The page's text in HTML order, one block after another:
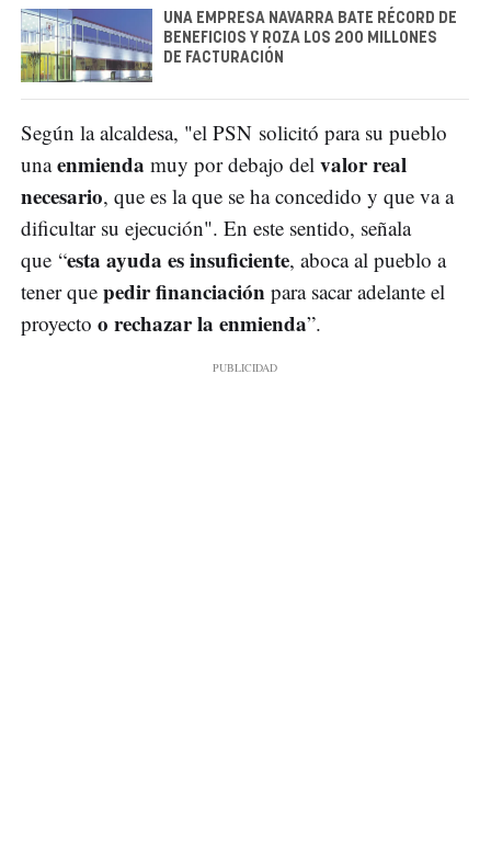
UNA EMPRESA NAVARRA BATE RÉCORD DE
BENEFICIOS Y ROZA LOS 200 MILLONES
DE FACTURACIÓN
Según la alcaldesa, "el PSN solicitó para su pueblo
unaenmienda muy por debajo del valor real
necesario, que es la que se ha concedido y que va a
dificultar su ejecución". En este sentido, señala
que “esta ayuda es insuficiente, aboca al pueblo a
tener que pedir financiación para sacar adelante el
proyecto o rechazar la enmienda”.